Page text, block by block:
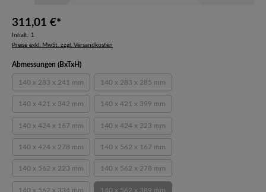
311,01 €*
Inhalt: 1
Preise exkl. MwSt. zzgl. Versandkosten
Abmessungen (BxTxH)auswählen
140 x 283 x 241 mm(Diese Option ist zurzeit nicht verfügbar.)
140 x 283 x 285 mm(Diese Option ist zurzeit nicht verfügbar.)
140 x 421 x 342 mm(Diese Option ist zurzeit nicht verfügbar.)
140 x 421 x 399 mm(Diese Option ist zurzeit nicht verfügbar.)
140 x 424 x 167 mm(Diese Option ist zurzeit nicht verfügbar.)
140 x 424 x 223 mm(Diese Option ist zurzeit nicht verfügbar.)
140 x 424 x 278 mm(Diese Option ist zurzeit nicht verfügbar.)
140 x 562 x 167 mm(Diese Option ist zurzeit nicht verfügbar.)
140 x 562 x 223 mm(Diese Option ist zurzeit nicht verfügbar.)
140 x 562 x 278 mm(Diese Option ist zurzeit nicht verfügbar.)
140 x 562 x 334 mm 140 x 562 x 389 mm